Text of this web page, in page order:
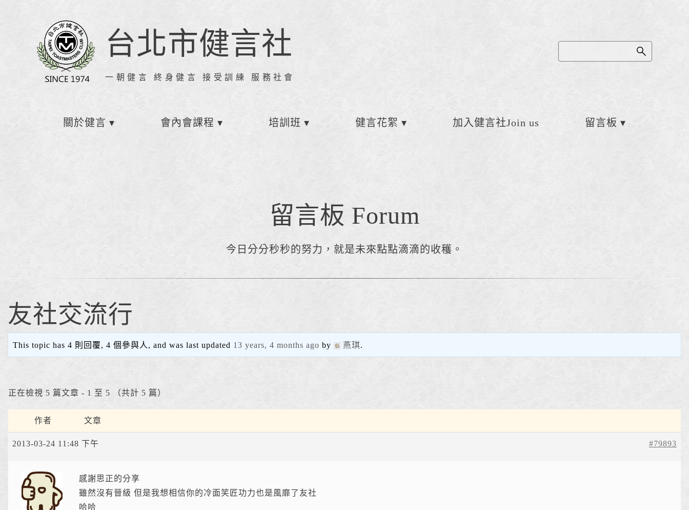
台北市健言社
一朝健言 終身健言 接受訓練 服務社會
關於健言 會內會課程 培訓班 健言花絮 加入健言社Join us 留言板
留言板 Forum
今日分分秒秒的努力，就是未來點點滴滴的收穫。
友社交流行
This topic has 4 則回覆, 4 個參與人, and was last updated 13 years, 4 months ago by 燕琪.
正在檢視 5 篇文章 - 1 至 5 （共計 5 篇）
作者 文章
2013-03-24 11:48 下午 #79893
感謝思正的分享
雖然沒有晉級 但是我想相信你的冷面笑匠功力也是風靡了友社
哈哈